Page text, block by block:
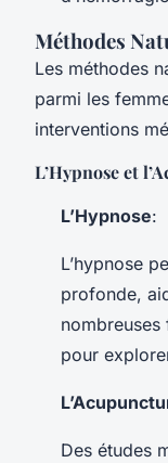
Méthodes
Les méthodes
parmi les
interventions
L’Hypnose et
L’Hypnose:
L’hypnose
profonde,
pour
Des études